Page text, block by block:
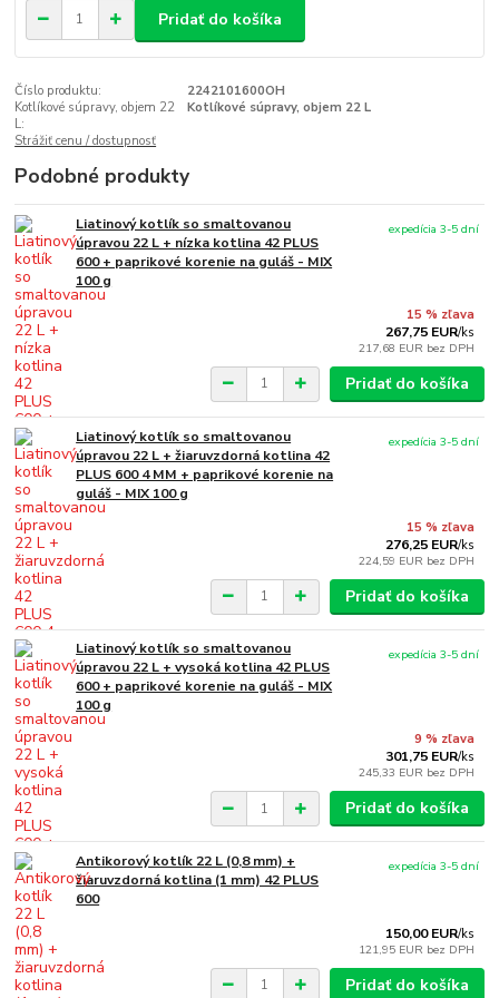
Pridať do košíka
Číslo produktu:
2242101600OH
Kotlíkové súpravy, objem 22
L:
Kotlíkové súpravy, objem 22 L
Strážiť cenu / dostupnosť
Podobné produkty
Liatinový kotlík so smaltovanou
úpravou 22 L + nízka kotlina 42 PLUS
600 + paprikové korenie na guláš - MIX
100 g
15 % zľava
267,75 EUR/ks
217,68 EUR bez DPH
expedícia 3-5 dní
Pridať do košíka
Liatinový kotlík so smaltovanou
úpravou 22 L + žiaruvzdorná kotlina 42
PLUS 600 4 MM + paprikové korenie na
guláš - MIX 100 g
15 % zľava
276,25 EUR/ks
224,59 EUR bez DPH
expedícia 3-5 dní
Pridať do košíka
Liatinový kotlík so smaltovanou
úpravou 22 L + vysoká kotlina 42 PLUS
600 + paprikové korenie na guláš - MIX
100 g
9 % zľava
301,75 EUR/ks
245,33 EUR bez DPH
expedícia 3-5 dní
Pridať do košíka
Antikorový kotlík 22 L (0,8 mm) +
žiaruvzdorná kotlina (1 mm) 42 PLUS
600
150,00 EUR/ks
121,95 EUR bez DPH
expedícia 3-5 dní
Pridať do košíka